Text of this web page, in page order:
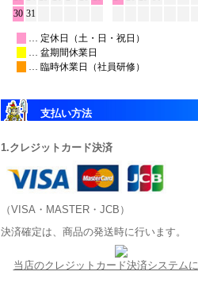
支払い方法
1.クレジットカード決済
（VISA・MASTER・JCB）
決済確定は、商品の発送時に行います。
当店のクレジットカード決済システム